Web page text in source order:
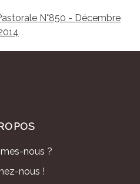
N°850 - Décembre
nous ?
nous !